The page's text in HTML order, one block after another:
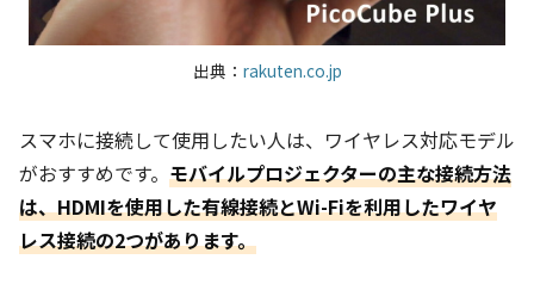
出典： rakuten.co.jp
スマホに接続して使用したい人は、ワイヤレス対応モデル
がおすすめです。 モバイルプロジェクターの主な接続方法
は、HDMIを使用した有線接続とWi-Fiを利用したワイヤ
レス接続の2つがあります。